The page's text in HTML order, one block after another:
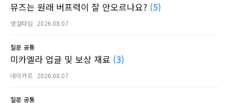
뮤즈는 원래 버프력이 잘 안오르나요? (5)
영걸타임 2026.08.07
질문 공통
미카엘라 업글 및 보상 재료 (3)
네이카르 2026.08.07
질문 공통